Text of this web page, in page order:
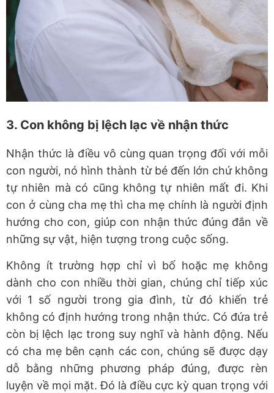
3. Con không bị lệch lạc về nhận thức
Nhận thức là điều vô cùng quan trọng đối với mỗi
con người, nó hình thành từ bé đến lớn chứ không
tự nhiên mà có cũng không tự nhiên mất đi. Khi
con ở cùng cha mẹ thì cha mẹ chính là người định
hướng cho con, giúp con nhận thức đúng đắn về
những sự vật, hiện tượng trong cuộc sống.
Không ít trường hợp chỉ vì bố hoặc mẹ không
dành cho con nhiều thời gian, chúng chỉ tiếp xúc
với 1 số người trong gia đình, từ đó khiến trẻ
không có định hướng trong nhận thức. Có đứa trẻ
còn bị lệch lạc trong suy nghĩ và hành động. Nếu
có cha mẹ bên cạnh các con, chúng sẽ được dạy
dỗ bằng những phương pháp đúng, được rèn
luyện về mọi mặt. Đó là điều cực kỳ quan trọng với